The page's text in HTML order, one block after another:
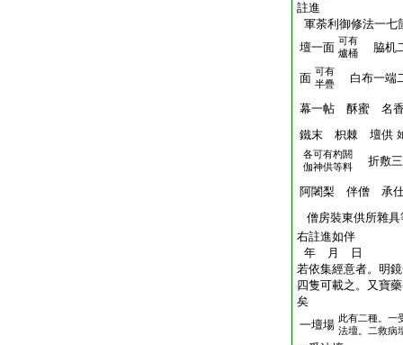
註進
軍荼利御修法一七
壇一面 可有
爐桶
脇机
面 可有
半疊
白布一端
幕一帖 酥蜜 名
鐵末 枳棘 壇供
各可有杓閼
伽神供等料
折敷
阿闍梨 伴僧 承
僧房裝東供所雜具
右註進如伴
年 月 日
若依集經意者。明
四隻可載之。又寶
矣
一壇場 此有二種。一
法壇。二救病